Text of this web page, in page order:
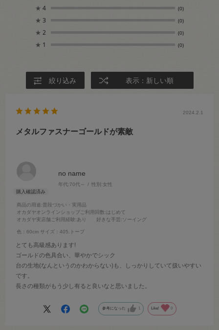
★ 4 (0)
★ 3 (0)
★ 2 (0)
★ 1 (0)
絞り込み 表示：新しい順
no name
年代:70代～ 性別:女性
商品の用途:普段づかい・実用品
オカダヤオンラインショップご利用回数:はじめて
オカダヤ実店舗ご利用経験:あり 好きな手芸:ソーイング
色：60cm サイズ：405.トープ
2024.2.1
メタルファスナーゴールドが素敵
とても高級感あります!
ゴールドの色具合い、華やかでシック
台の生地(なんというのかわからない)も、しっかりしていて扱いやすい
です。
長さの種類がもう少し有ると良いなと思いました。
参考になった 1 Like! 0